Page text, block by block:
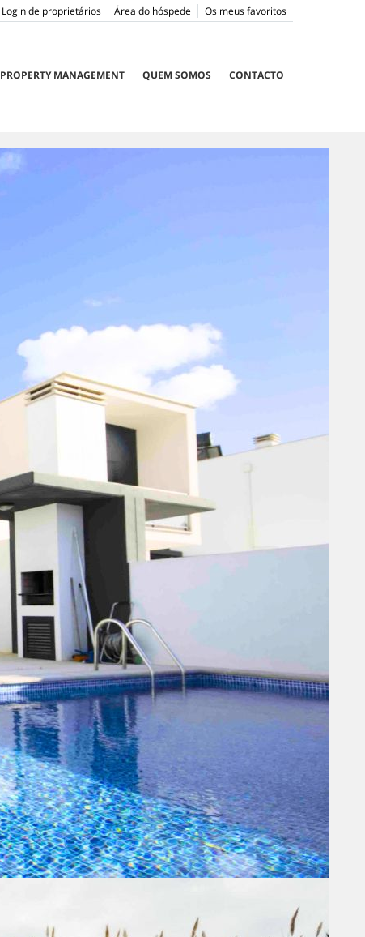
Os meus favoritos
Área do hóspede
Login de proprietários
PROPERTY MANAGEMENT QUEM SOMOS CONTACTO